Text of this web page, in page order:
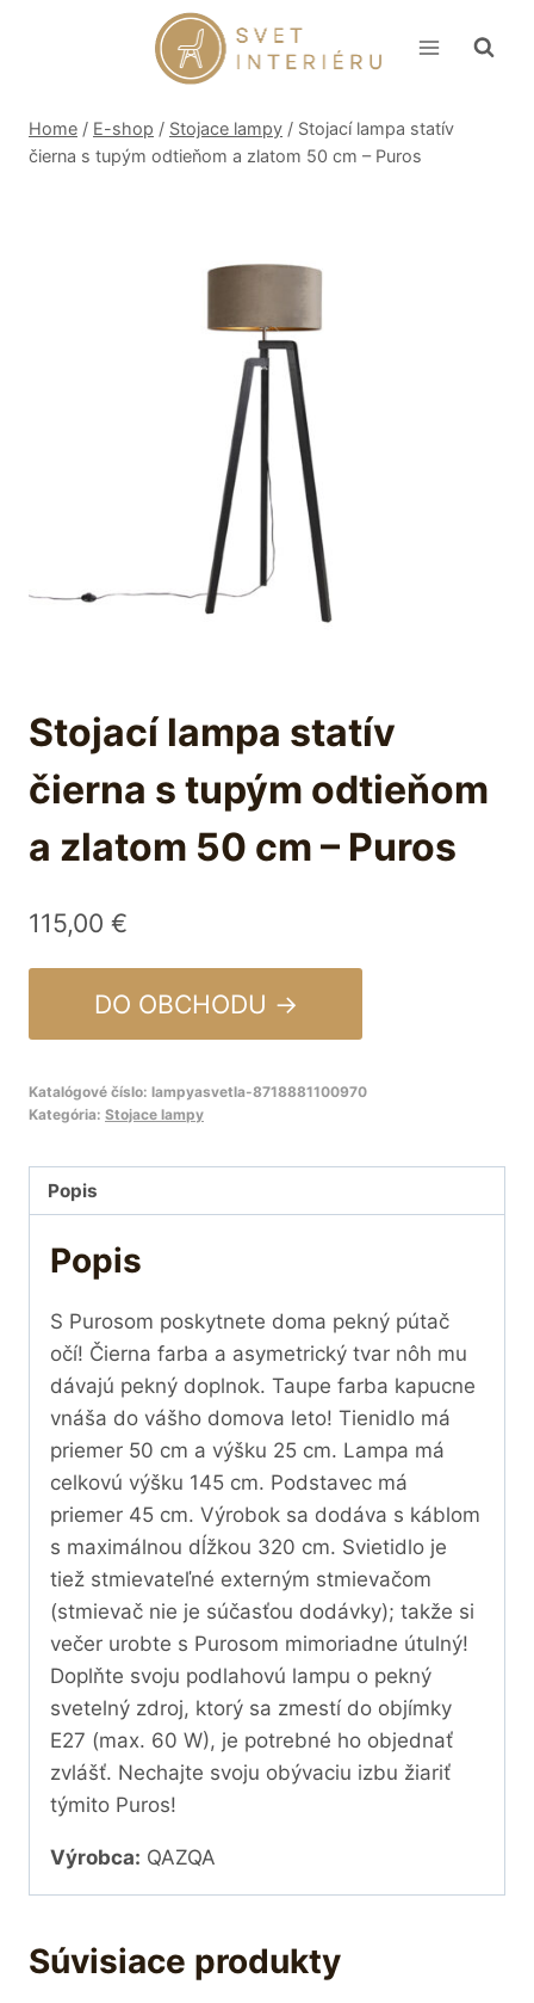
Home / E-shop / Stojace lampy / Stojací lampa statív
čierna s tupým odtieňom a zlatom 50 cm – Puros
Stojací lampa statív
čierna s tupým odtieňom
a zlatom 50 cm – Puros
115,00 €
DO OBCHODU →
Katalógové číslo: lampyasvetla-8718881100970
Kategória: Stojace lampy
Popis
Popis
S Purosom poskytnete doma pekný pútač
očí! Čierna farba a asymetrický tvar nôh mu
dávajú pekný doplnok. Taupe farba kapucne
vnáša do vášho domova leto! Tienidlo má
priemer 50 cm a výšku 25 cm. Lampa má
celkovú výšku 145 cm. Podstavec má
priemer 45 cm. Výrobok sa dodáva s káblom
s maximálnou dĺžkou 320 cm. Svietidlo je
tiež stmievateľné externým stmievačom
(stmievač nie je súčasťou dodávky); takže si
večer urobte s Purosom mimoriadne útulný!
Doplňte svoju podlahovú lampu o pekný
svetelný zdroj, ktorý sa zmestí do objímky
E27 (max. 60 W), je potrebné ho objednať
zvlášť. Nechajte svoju obývaciu izbu žiariť
týmito Puros!
Výrobca: QAZQA
Súvisiace produkty